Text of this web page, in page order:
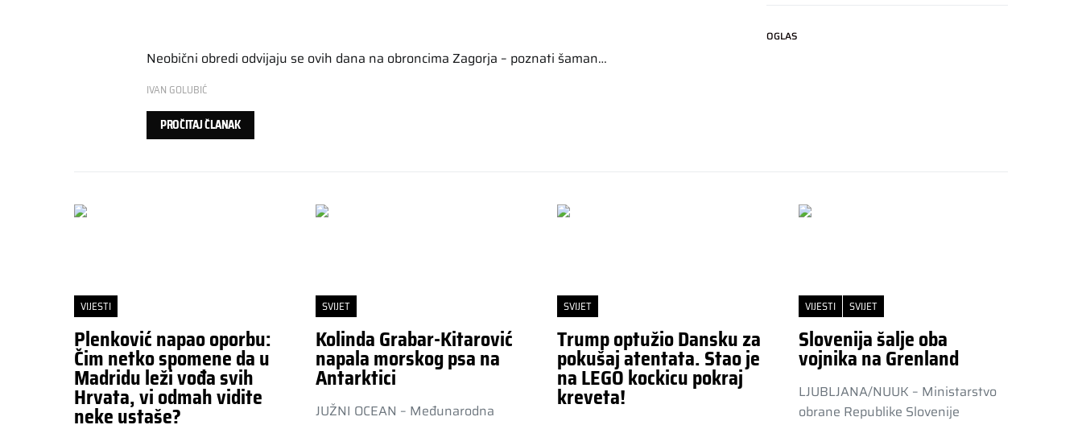
Neobični obredi odvijaju se ovih dana na obroncima Zagorja – poznati šaman…
IVAN GOLUBIĆ
PROČITAJ ČLANAK
OGLAS
VIJESTI
Plenković napao oporbu:
Čim netko spomene da u
Madridu leži vođa svih
Hrvata, vi odmah vidite
neke ustaše?
SVIJET
Kolinda Grabar-Kitarović
napala morskog psa na
Antarktici
JUŽNI OCEAN – Međunarodna
SVIJET
Trump optužio Dansku za
pokušaj atentata. Stao je
na LEGO kockicu pokraj
kreveta!
VIJESTI SVIJET
Slovenija šalje oba
vojnika na Grenland
LJUBLJANA/NUUK – Ministarstvo
obrane Republike Slovenije